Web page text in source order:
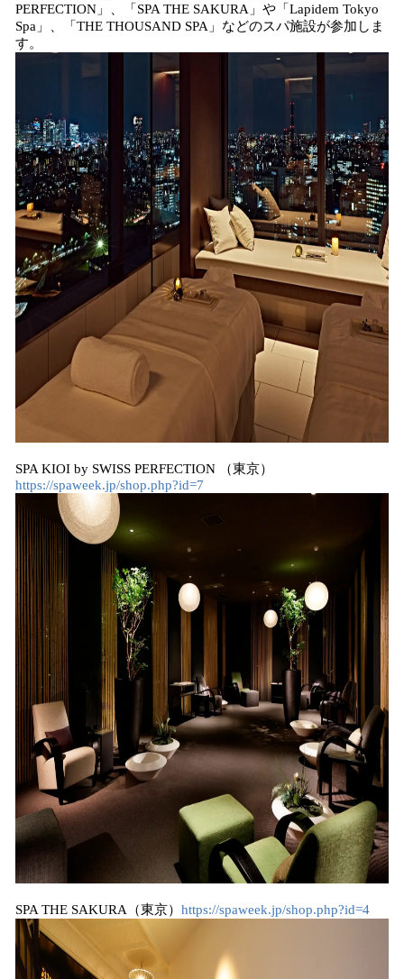
PERFECTION」、「SPA THE SAKURA」や「Lapidem Tokyo
Spa」、「THE THOUSAND SPA」などのスパ施設が参加しま
す。
SPA KIOI by SWISS PERFECTION （東京）
https://spaweek.jp/shop.php?id=7
SPA THE SAKURA（東京） https://spaweek.jp/shop.php?id=4